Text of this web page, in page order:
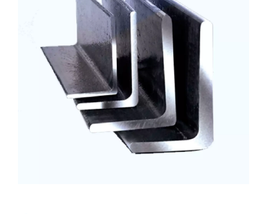
Servicio Técnico
Contacto
Lista de Cotizar